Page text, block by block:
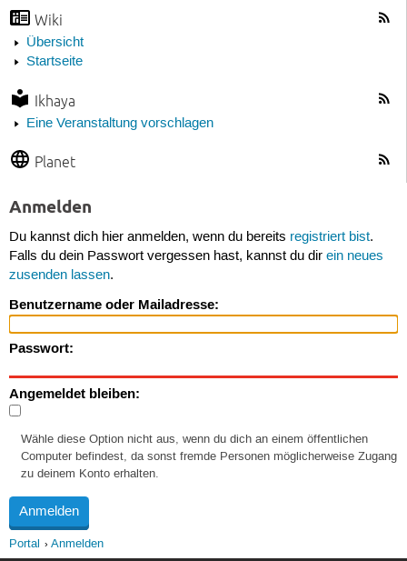
Wiki
Übersicht
Startseite
Ikhaya
Eine Veranstaltung vorschlagen
Planet
Anmelden
Du kannst dich hier anmelden, wenn du bereits registriert bist.
Falls du dein Passwort vergessen hast, kannst du dir ein neues
zusenden lassen.
Benutzername oder Mailadresse:
Passwort:
Angemeldet bleiben:
Wähle diese Option nicht aus, wenn du dich an einem öffentlichen
Computer befindest, da sonst fremde Personen möglicherweise Zugang
zu deinem Konto erhalten.
Portal Anmelden